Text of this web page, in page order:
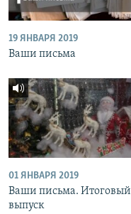
19 ЯНВАРЯ 2019
Ваши письма
01 ЯНВАРЯ 2019
Ваши письма. Итоговый
выпуск